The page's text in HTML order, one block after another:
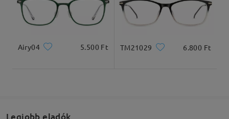
Teljes szélesség Szárhossz
Airy04 5.500 Ft TM21029 6.800 Ft